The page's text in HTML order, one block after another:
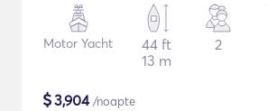
Motor Yacht
44 ft
13 m
2
$3,904/noapte